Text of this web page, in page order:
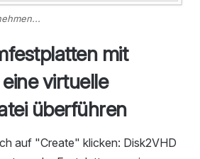
mit
virtuelle
überführen
auf "Create" klicken: Disk2VHD